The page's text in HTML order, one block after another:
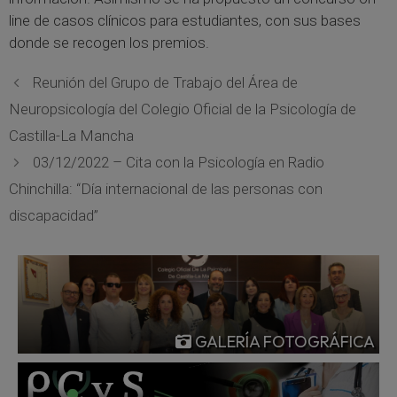
line de casos clínicos para estudiantes, con sus bases
donde se recogen los premios.
Reunión del Grupo de Trabajo del Área de
Neuropsicología del Colegio Oficial de la Psicología de
Castilla-La Mancha
03/12/2022 – Cita con la Psicología en Radio
Chinchilla: “Día internacional de las personas con
discapacidad”
GALERÍA FOTOGRÁFICA